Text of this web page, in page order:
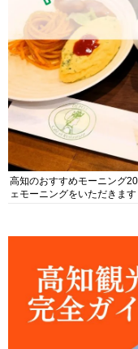
高知のおすすめモーニング
ェモーニングをいただきます